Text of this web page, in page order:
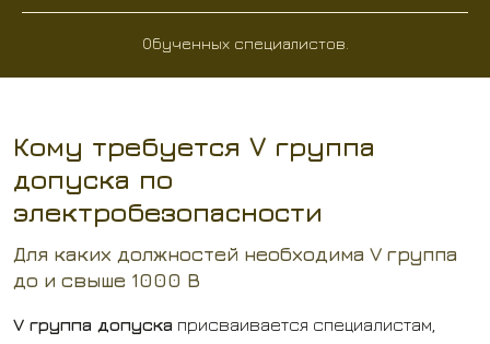
Обученных специалистов.
Кому требуется V группа
допуска по
электробезопасности
Для каких должностей необходима V группа
до и свыше 1000 В
V группа допуска присваивается специалистам,